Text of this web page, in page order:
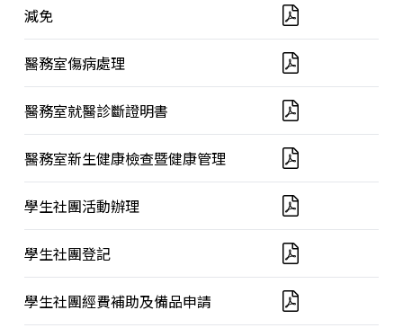
減免
醫務室傷病處理
醫務室就醫診斷證明書
醫務室新生健康檢查暨健康管理
學生社團活動辦理
學生社團登記
學生社團經費補助及備品申請